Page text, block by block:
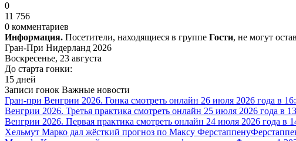
0
11 756
0 комментариев
Информация. Посетители, находящиеся в группе Гости, не могут
Гран-При Нидерланд 2026
Воскресенье, 23 августа
До старта гонки:
15 дней
Записи гонок Важные новости
Гран-при Венгрии 2026. Гонка смотреть онлайн 26 июля 2026 года в
Венгрии 2026. Третья практика смотреть онлайн 25 июля 2026 года в
Венгрии 2026. Первая практика смотреть онлайн 24 июля 2026 года в
Хельмут Марко дал жёсткий прогноз по Максу Ферстаппену